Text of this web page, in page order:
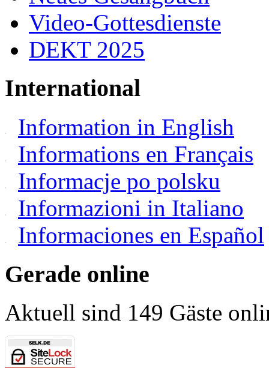
Video-Gottesdienste
DEKT 2025
International
Information in English
Informations en Français
Informacje po polsku
Informazioni in Italiano
Informaciones en Español
Gerade online
Aktuell sind 149 Gäste